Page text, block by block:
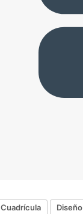
Cuadrícula Diseño